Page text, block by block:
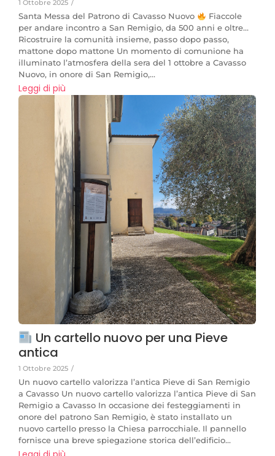
1 Ottobre 2025 /
Santa Messa del Patrono di Cavasso Nuovo
Fiaccole
per andare incontro a San Remigio, da 500 anni e oltre…
Ricostruire la comunità insieme, passo dopo passo,
mattone dopo mattone Un momento di comunione ha
illuminato l’atmosfera della sera del 1 ottobre a Cavasso
Nuovo, in onore di San Remigio,...
Leggi di più
Un cartello nuovo per una Pieve
antica
1 Ottobre 2025 /
Un nuovo cartello valorizza l’antica Pieve di San Remigio
a Cavasso Un nuovo cartello valorizza l’antica Pieve di San
Remigio a Cavasso In occasione dei festeggiamenti in
onore del patrono San Remigio, è stato installato un
nuovo cartello presso la Chiesa parrocchiale. Il pannello
fornisce una breve spiegazione storica dell’edificio...